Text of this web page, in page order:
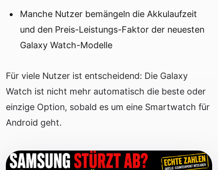
Manche Nutzer bemängeln die Akkulaufzeit
und den Preis-Leistungs-Faktor der neuesten
Galaxy Watch-Modelle
Für viele Nutzer ist entscheidend: Die Galaxy
Watch ist nicht mehr automatisch die beste oder
einzige Option, sobald es um eine Smartwatch für
Android geht.